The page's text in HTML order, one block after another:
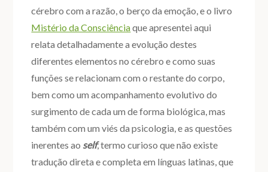
cérebro com a razão, o berço da emoção, e o livro
Mistério da Consciênciaque apresentei aqui
relata detalhadamente a evolução destes
diferentes elementos no cérebro e como suas
funções se relacionam com o restante do corpo,
bem como um acompanhamento evolutivo do
surgimento de cada um de forma biológica, mas
também com um viés da psicologia, e as questões
inerentes ao self, termo curioso que não existe
tradução direta e completa em línguas latinas, que